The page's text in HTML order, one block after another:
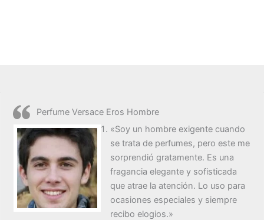
Perfume Versace Eros Hombre
«Soy un hombre exigente cuando
se trata de perfumes, pero este me
sorprendió gratamente. Es una
fragancia elegante y sofisticada
que atrae la atención. Lo uso para
ocasiones especiales y siempre
recibo elogios.»